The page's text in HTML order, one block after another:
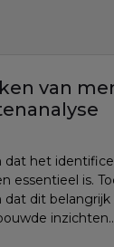
van
dat het
essentieel is.
dit